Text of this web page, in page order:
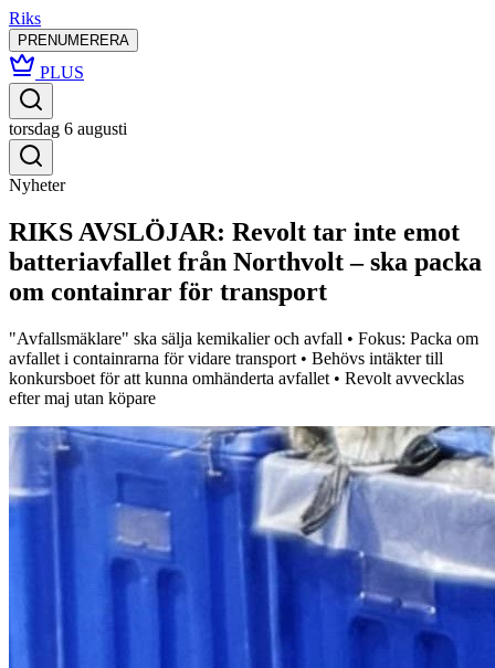
Riks
PRENUMERERA
PLUS
torsdag 6 augusti
Nyheter
RIKS AVSLÖJAR: Revolt tar inte emot
batteriavfallet från Northvolt – ska packa
om containrar för transport
"Avfallsmäklare" ska sälja kemikalier och avfall • Fokus: Packa om
avfallet i containrarna för vidare transport • Behövs intäkter till
konkursboet för att kunna omhänderta avfallet • Revolt avvecklas
efter maj utan köpare